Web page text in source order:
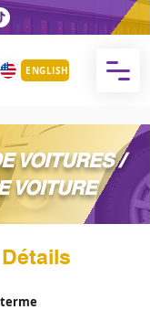
ENGLISH
VOITURES /
VOITURE